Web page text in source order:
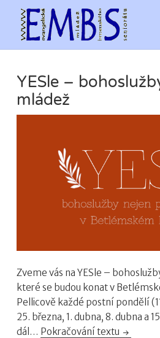
YESle –
mládež
Zveme vás na YESle –
které se budou konat v
Pellicově každé postní pondělí
25. března, 1. dubna, 8. dubna a
dál… Pokračování textu YESle